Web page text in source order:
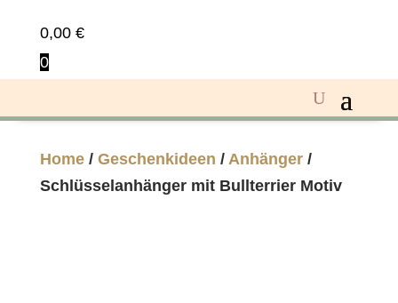
0,00 €
0
Home/ Geschenkideen / Anhänger/
Schlüsselanhänger mit Bullterrier Motiv